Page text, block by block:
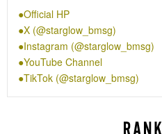
マ性やオーラに至るまで、全て
続けた理想像、音楽力を体現。
2026年1月のデビュー直後には
ィア『NME』の「2026年注目す
に日本から唯一選出されるなど
ル『USOTSUKI』では、自己最
得。さらに『MUSIC AWARDS
Official HP
X (@starglow_bmsg)
Instagram (@starglow_bmsg)
YouTube Channel
TikTok (@starglow_bmsg)